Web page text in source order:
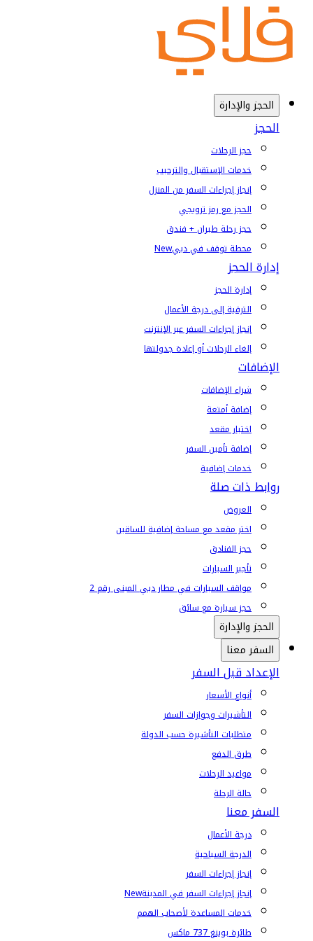
الحجز والإدارة
الحجز
حجز الرحلات
خدمات الإستقبال والترحيب
إنجاز إجراءات السفر من المنزل
الحجز مع رمز ترويجي
حجز رحلة طيران + فندق
محطة توقف في دبيNew
إدارة الحجز
إدارة الحجز
الترقية إلى درجة الأعمال
إنجاز إجراءات السفر عبر الإنترنت
إلغاء الرحلات أو إعادة جدولتها
الإضافات
شراء الإضافات
إضافة أمتعة
اختيار مقعد
إضافة تأمين السفر
خدمات إضافية
روابط ذات صلة
العروض
اختر مقعد مع مساحة إضافية للساقين
حجز الفنادق
تأجير السيارات
مواقف السيارات في مطار دبي المبنى رقم 2
حجز سيارة مع سائق
الحجز والإدارة
السفر معنا
الإعداد قبل السفر
أنواع الأسعار
التأشيرات وجوازات السفر
متطلبات التأشيرة حسب الدولة
طرق الدفع
مواعيد الرحلات
حالة الرحلة
السفر معنا
درجة الأعمال
الدرجة السياحية
إنجاز إجراءات السفر
إنجاز إجراءات السفر في المدينةNew
خدمات المساعدة لأصحاب الهمم
طائرة بوينغ 737 ماكس